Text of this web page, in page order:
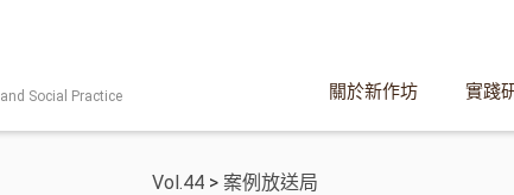
Social Practice 關於新作坊 實踐
Vol.44 > 案例放送局